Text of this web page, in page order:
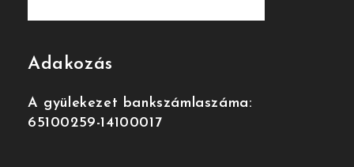
Adakozás
A gyülekezet bankszámlaszáma:
65100259-14100017